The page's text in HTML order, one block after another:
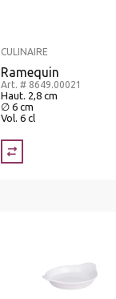
CULINAIRE
Ramequin
Art. # 8649.00021
Haut. 2,8 cm
∅ 6 cm
Vol. 6 cl